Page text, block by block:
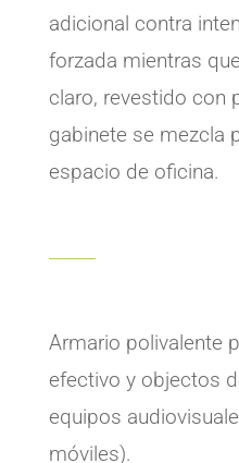
adicional contra
forzada mientras
claro, revestido con
gabinete se mezcla
espacio de oficina.
Armario polivalente
efectivo y objectos
equipos
móviles).